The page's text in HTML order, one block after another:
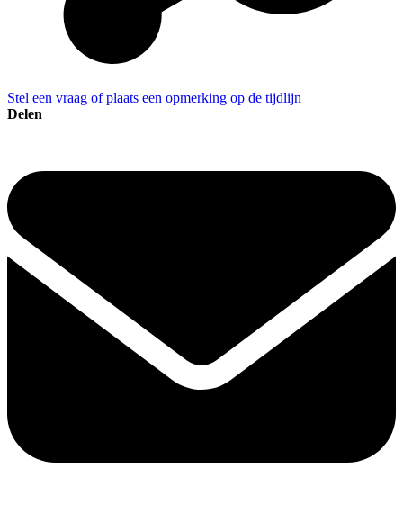
Stel een vraag of plaats een opmerking op de tijdlijn
Delen